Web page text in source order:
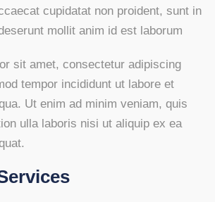
cupidatat non proident, sunt in
mollit anim id est laborum
sit amet, consectetur adipiscing
tempor incididunt ut labore et
Ut enim ad minim veniam, quis
ulla laboris nisi ut aliquip ex ea